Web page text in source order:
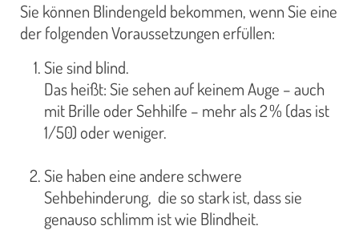
Sie können Blindengeld bekommen, wenn Sie eine
der folgenden Voraussetzungen erfüllen:
Sie sind blind.
Das heißt: Sie sehen auf keinem Auge – auch
mit Brille oder Sehhilfe – mehr als 2 % (das ist
1/50) oder weniger.
Sie haben eine andere schwere
Sehbehinderung, die so stark ist, dass sie
genauso schlimm ist wie Blindheit.